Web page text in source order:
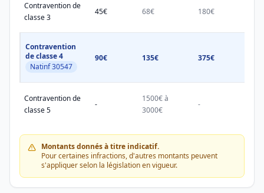
Contravention de
classe 3
45€ 68€ 180€
Contravention
de classe 4
Natinf 30547
90€ 135€ 375€
Contravention de
classe 5
-
1500€ à
3000€
-
Montants donnés à titre indicatif.
Pour certaines infractions, d'autres montants peuvent
s'appliquer selon la législation en vigueur.